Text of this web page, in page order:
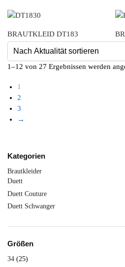
BRAUTKLEID DT183
1–12 von 27 Ergebnissen werden
1
2
3
→
Kategorien
Brautkleider
Duett
Duett Couture
Duett Schwanger
Größen
34 (25)